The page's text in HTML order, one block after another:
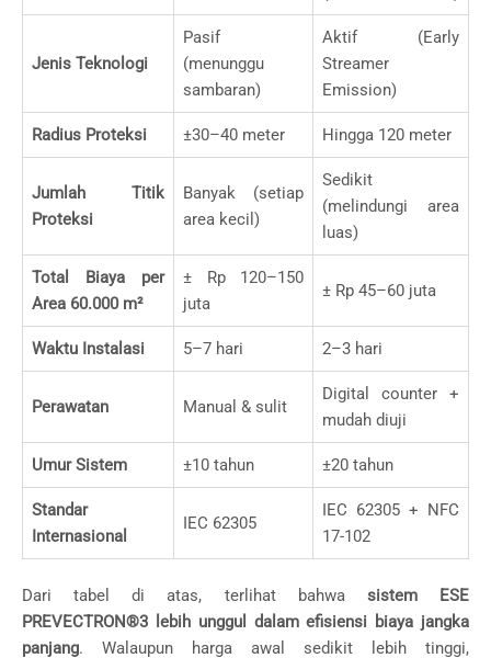
Jenis Teknologi
Pasif
(menunggu
sambaran)
Aktif (Early
Streamer
Emission)
Radius Proteksi ±30–40 meter Hingga 120 meter
Jumlah Titik
Proteksi
Banyak (setiap
area kecil)
Sedikit
(melindungi area
luas)
Total Biaya per
Area 60.000 m²
± Rp 120–150
juta
± Rp 45–60 juta
Waktu Instalasi 5–7 hari 2–3 hari
Perawatan Manual & sulit
Digital counter +
mudah diuji
Umur Sistem ±10 tahun ±20 tahun
Standar
Internasional
IEC 62305
IEC 62305 + NFC
17-102
Dari tabel di atas, terlihat bahwa sistem ESE
PREVECTRON®3 lebih unggul dalam efisiensi biaya jangka
panjang. Walaupun harga awal sedikit lebih tinggi,